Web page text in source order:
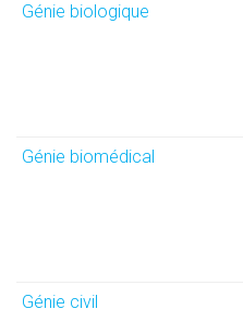
Génie biologique
Génie biomédical
Génie civil